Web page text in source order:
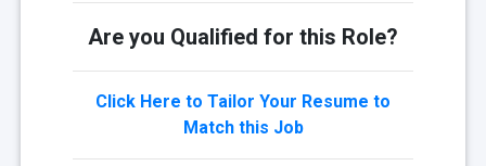
Are you Qualified for this Role?
Click Here to Tailor Your Resume to
Match this Job